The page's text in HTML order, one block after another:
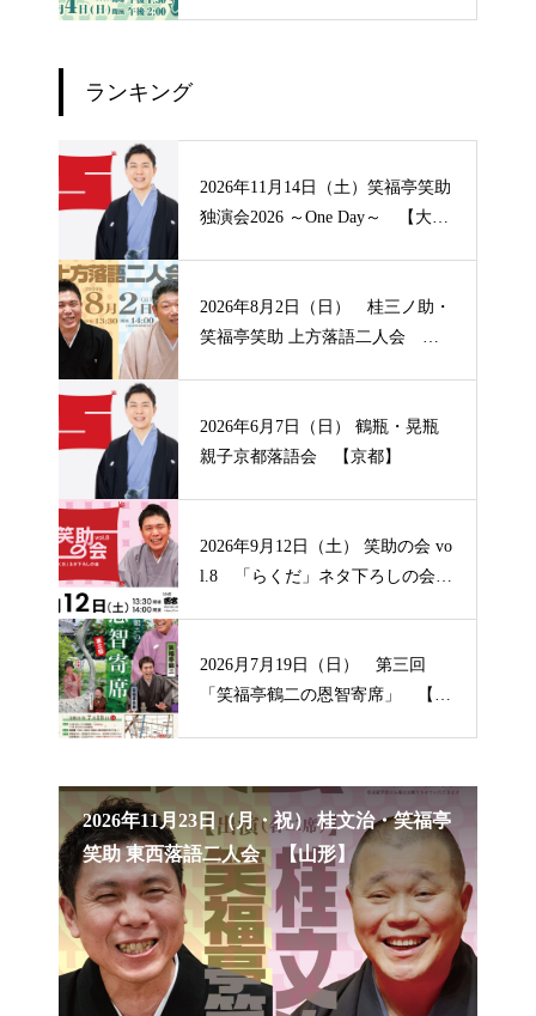
ランキング
2026年11月14日（土）笑福亭笑助
独演会2026 ～One Day～ 【大
2026年8月2日（日） 桂三ノ助・
笑福亭笑助 上方落語二人会
2026年6月7日（日） 鶴瓶・晃瓶
親子京都落語会 【京都】
2026年9月12日（土） 笑助の会 vo
l.8 「らくだ」ネタ下ろしの会
2026月7月19日（日） 第三回
「笑福亭鶴二の恩智寄席」 【大
2026年10月18日（日） 第四回「笑福亭鶴
二の恩智寄席」 【大阪】